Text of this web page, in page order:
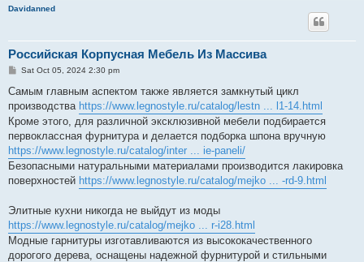
Davidanned
Российская Корпусная Мебель Из Массива
P
s
Sat Oct 05, 2024 2:30 pm
Самым главным аспектом также является замкнутый цикл
производства https://www.legnostyle.ru/catalog/lestn ... l1-14.html
Кроме этого, для различной эксклюзивной мебели подбирается
первоклассная фурнитура и делается подборка шпона вручную
https://www.legnostyle.ru/catalog/inter ... ie-paneli/
Безопасными натуральными материалами производится лакировка
поверхностей https://www.legnostyle.ru/catalog/mejko ... -rd-9.html
Элитные кухни никогда не выйдут из моды
https://www.legnostyle.ru/catalog/mejko ... r-i28.html
Модные гарнитуры изготавливаются из высококачественного
дорогого дерева, оснащены надежной фурнитурой и стильными